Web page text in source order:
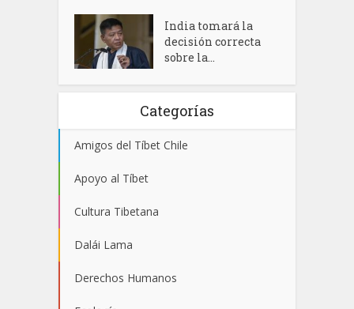
India tomará la
decisión correcta
sobre la...
Categorías
Amigos del Tíbet Chile
Apoyo al Tíbet
Cultura Tibetana
Dalái Lama
Derechos Humanos